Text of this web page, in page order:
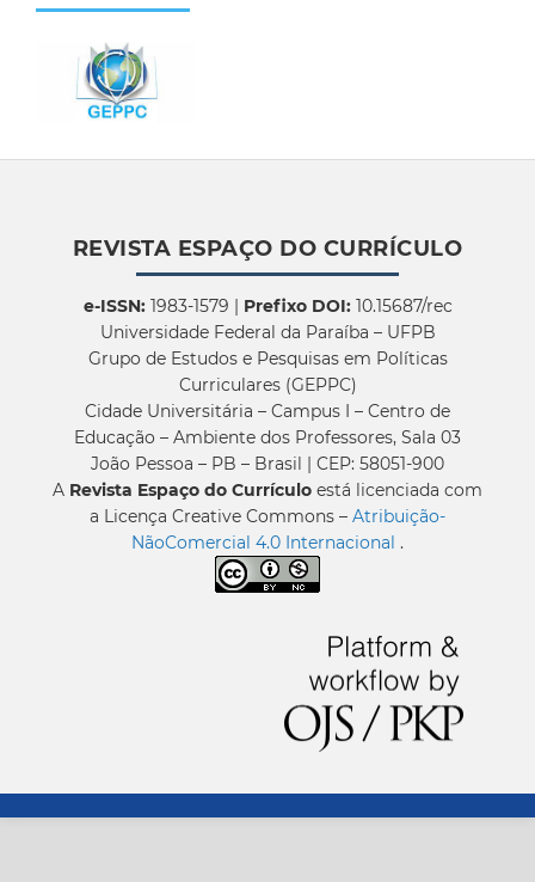
REVISTA ESPAÇO DO CURRÍCULO
e-ISSN:1983-1579 | Prefixo DOI:10.15687/rec
Universidade Federal da Paraíba – UFPB
Grupo de Estudos e Pesquisas em Políticas
Curriculares (GEPPC)
Cidade Universitária – Campus I – Centro de
Educação – Ambiente dos Professores, Sala 03
João Pessoa – PB – Brasil | CEP: 58051-900
A Revista Espaço do Currículo está licenciada com
a Licença Creative Commons – Atribuição-
NãoComercial 4.0 Internacional .